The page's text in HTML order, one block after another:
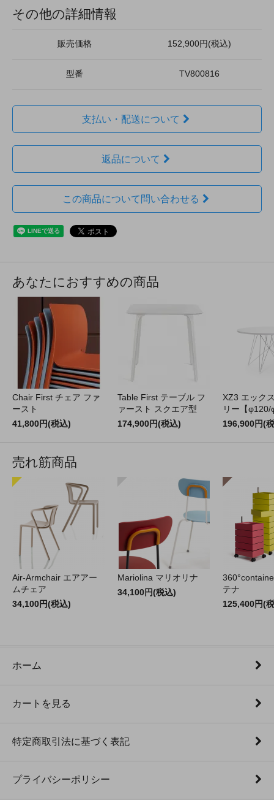
その他の詳細情報
販売価格 152,900円(税込)
型番 TV800816
支払い・配送について
返品について
この商品について問い合わせる
あなたにおすすめの商品
Chair First チェア ファ
ースト
41,800円(税込)
Table First テーブル フ
ァースト スクエア型
174,900円(税込)
XZ3 エック
リー【φ120/
196,900円(
売れ筋商品
Air-Armchair エアアー
ムチェア
34,100円(税込)
Mariolina マリオリナ
34,100円(税込)
テナ
125,400円(
ホーム
カートを見る
特定商取引法に基づく表記
プライバシーポリシー